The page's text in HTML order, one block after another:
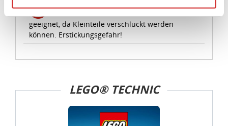
Kommission erfasst wird, und daher kein angemessenes
Schutzniveau für personenbezogene Daten bietet. Durch
Verbindung mit zusätzlichen Maßnahmen zur Sicherung
dass die Datenschutzvorgaben der EU auch bei der
Verarbeitung von Daten in den USA eingehalten werden.
Sie können die Cookie-Einwilligung jederzeit links unten
Achtung! Nicht für Kinder unter 3 Jahren
geeignet, da Kleinteile verschluckt werden
können. Erstickungsgefahr!
LEGO® TECHNIC